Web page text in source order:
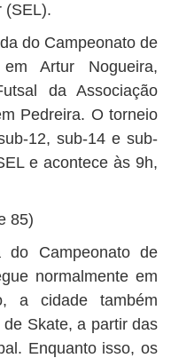
(SEL).
do Campeonato de
Artur Nogueira,
da Associação
Pedreira. O torneio
12, sub-14 e sub-
e acontece às 9h,
Campeonato de
normalmente em
a cidade também
Skate, a partir das
Enquanto isso, os